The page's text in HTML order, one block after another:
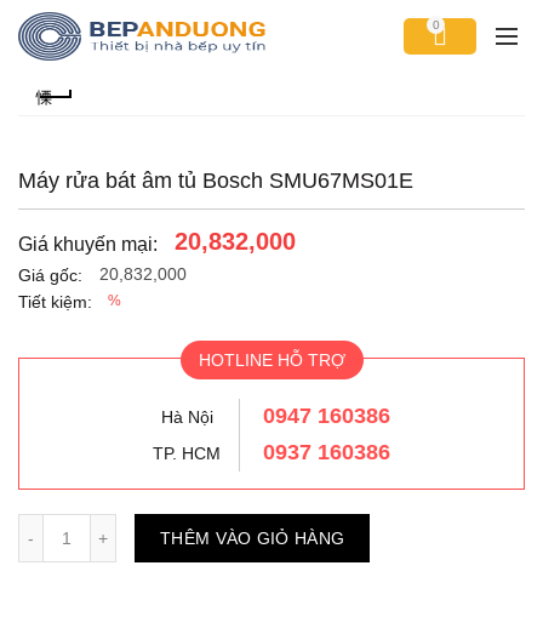
0
Máy rửa bát âm tủ Bosch SMU67MS01E
Giá khuyến mại: 20,832,000
Giá gốc:
20,832,000
Tiết kiệm:
%
HOTLINE HỖ TRỢ
Hà Nội 0947 160386
TP. HCM 0937 160386
THÊM VÀO GIỎ HÀNG